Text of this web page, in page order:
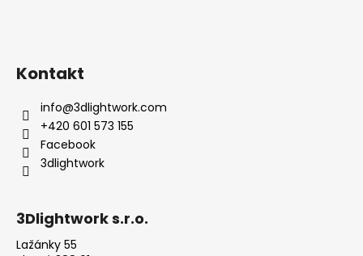
Kontakt
info@3dlightwork.com
+420 601 573 155
Facebook
3dlightwork
3Dlightwork s.r.o.
Lažánky 55